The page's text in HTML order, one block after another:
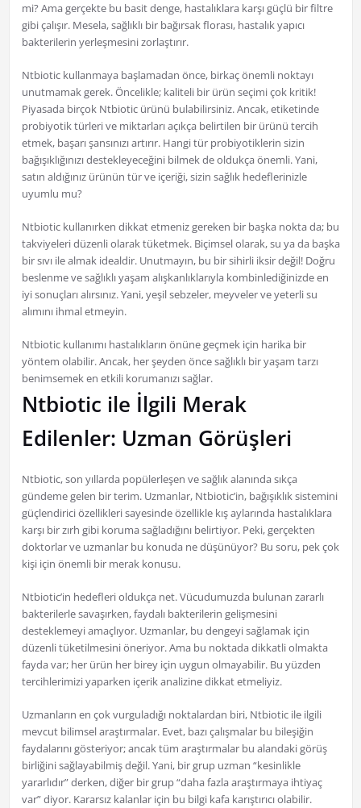
mi? Ama gerçekte bu basit denge, hastalıklara karşı güçlü bir filtre
gibi çalışır. Mesela, sağlıklı bir bağırsak florası, hastalık yapıcı
bakterilerin yerleşmesini zorlaştırır.
Ntbiotic kullanmaya başlamadan önce, birkaç önemli noktayı
unutmamak gerek. Öncelikle; kaliteli bir ürün seçimi çok kritik!
Piyasada birçok Ntbiotic ürünü bulabilirsiniz. Ancak, etiketinde
probiyotik türleri ve miktarları açıkça belirtilen bir ürünü tercih
etmek, başarı şansınızı artırır. Hangi tür probiyotiklerin sizin
bağışıklığınızı destekleyeceğini bilmek de oldukça önemli. Yani,
satın aldığınız ürünün tür ve içeriği, sizin sağlık hedeflerinizle
uyumlu mu?
Ntbiotic kullanırken dikkat etmeniz gereken bir başka nokta da; bu
takviyeleri düzenli olarak tüketmek. Biçimsel olarak, su ya da başka
bir sıvı ile almak idealdir. Unutmayın, bu bir sihirli iksir değil! Doğru
beslenme ve sağlıklı yaşam alışkanlıklarıyla kombinlediğinizde en
iyi sonuçları alırsınız. Yani, yeşil sebzeler, meyveler ve yeterli su
alımını ihmal etmeyin.
Ntbiotic kullanımı hastalıkların önüne geçmek için harika bir
yöntem olabilir. Ancak, her şeyden önce sağlıklı bir yaşam tarzı
benimsemek en etkili korumanızı sağlar.
Ntbiotic ile İlgili Merak
Edilenler: Uzman Görüşleri
Ntbiotic, son yıllarda popülerleşen ve sağlık alanında sıkça
gündeme gelen bir terim. Uzmanlar, Ntbiotic’in, bağışıklık sistemini
güçlendirici özellikleri sayesinde özellikle kış aylarında hastalıklara
karşı bir zırh gibi koruma sağladığını belirtiyor. Peki, gerçekten
doktorlar ve uzmanlar bu konuda ne düşünüyor? Bu soru, pek çok
kişi için önemli bir merak konusu.
Ntbiotic’in hedefleri oldukça net. Vücudumuzda bulunan zararlı
bakterilerle savaşırken, faydalı bakterilerin gelişmesini
desteklemeyi amaçlıyor. Uzmanlar, bu dengeyi sağlamak için
düzenli tüketilmesini öneriyor. Ama bu noktada dikkatli olmakta
fayda var; her ürün her birey için uygun olmayabilir. Bu yüzden
tercihlerimizi yaparken içerik analizine dikkat etmeliyiz.
Uzmanların en çok vurguladığı noktalardan biri, Ntbiotic ile ilgili
mevcut bilimsel araştırmalar. Evet, bazı çalışmalar bu bileşiğin
faydalarını gösteriyor; ancak tüm araştırmalar bu alandaki görüş
birliğini sağlayabilmiş değil. Yani, bir grup uzman “kesinlikle
yararlıdır” derken, diğer bir grup “daha fazla araştırmaya ihtiyaç
var” diyor. Kararsız kalanlar için bu bilgi kafa karıştırıcı olabilir.